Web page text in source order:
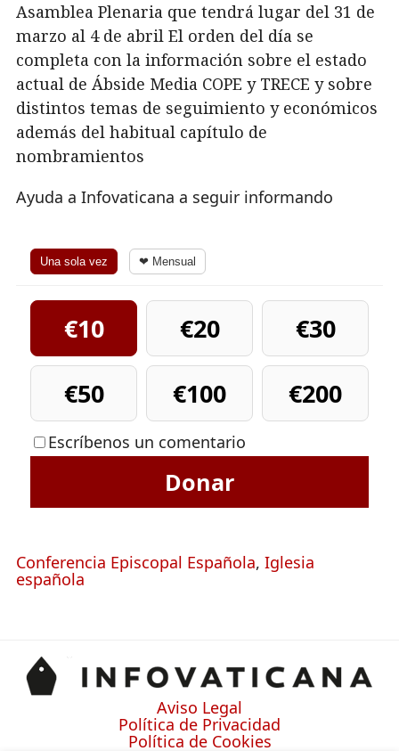
Asamblea Plenaria que tendrá lugar del 31 de
marzo al 4 de abril El orden del día se
completa con la información sobre el estado
actual de Ábside Media COPE y TRECE y sobre
distintos temas de seguimiento y económicos
además del habitual capítulo de
nombramientos
Ayuda a Infovaticana a seguir informando
Una sola vez ❤ Mensual
€10 €20
€30
€50
€100 €200
Escríbenos un comentario
Donar
Conferencia Episcopal Española, Iglesia
española
Aviso Legal
Política de Privacidad
Política de Cookies